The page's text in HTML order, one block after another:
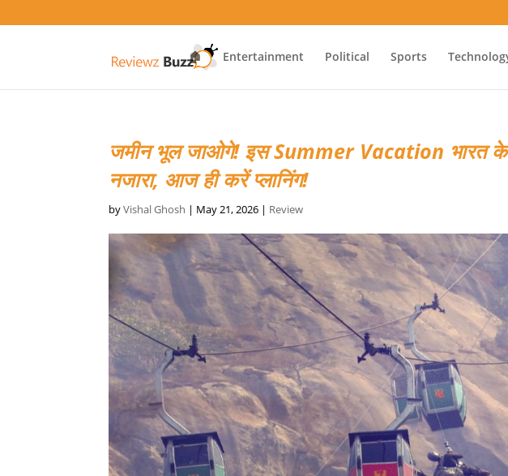
🏠 Entertainment Political Sports
जमीन भूल जाओगे! इस Summer Vacation भारत के
नजारा, आज ही करें प्लानिंग!
byVishal Ghosh | May 21, 2026 | Review